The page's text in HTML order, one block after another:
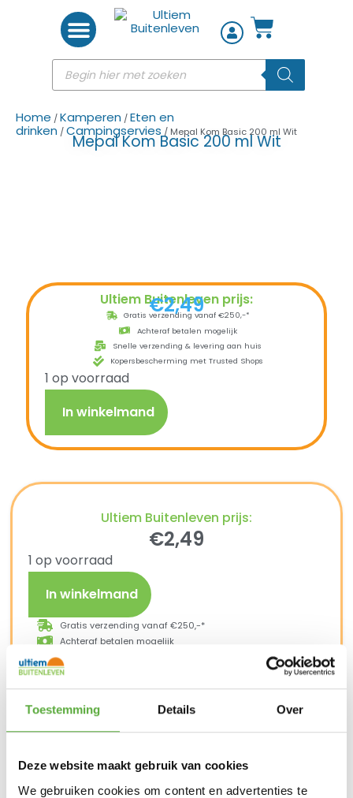
Toestemming Details Over
Deze website maakt gebruik van cookies
We gebruiken cookies om content en advertenties te
Home /Kamperen /Eten en
drinken /Campingservies / Mepal Kom Basic 200 ml Wit
Mepal Kom Basic 200 ml Wit
Ultiem Buitenleven prijs:
€2,49
Gratis verzending vanaf €250,-*
Achteraf betalen mogelijk
Snelle verzending & levering aan huis
Kopersbescherming met Trusted Shops
1 op voorraad
In winkelmand
Ultiem Buitenleven prijs:
€2,49
1 op voorraad
In winkelmand
Gratis verzending vanaf €250,-*
Achteraf betalen mogelijk
Snelle verzending & levering aan huis
Kopersbescherming met Trusted Shops
SKU104625030600CategorieënCampingservies,Eten en